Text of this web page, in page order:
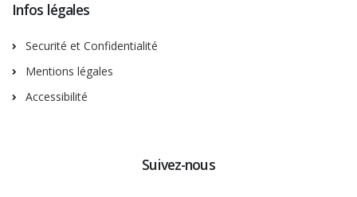
Infos légales
Securité et Confidentialité
Mentions légales
Accessibilité
Suivez-nous